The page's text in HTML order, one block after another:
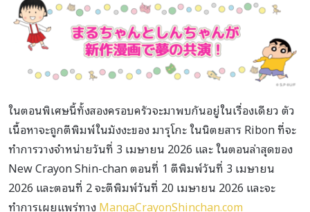
ในตอนพิเศษนี้ทั้งสองครอบครัวจะมาพบกันอยู่ในเรื่องเดียว ตัว
เนื้อหาจะถูกตีพิมพ์ในมังงะของ มารุโกะ ในนิตยสาร Ribon ที่จะ
ทำการวางจำหน่ายวันที่ 3 เมษายน 2026 และ ในตอนล่าสุดของ
New Crayon Shin-chan ตอนที่ 1 ตีพิมพ์วันที่ 3 เมษายน
2026 และตอนที่ 2 จะตีพิมพ์วันที่ 20 เมษายน 2026 และจะ
ทำการเผยแพร่ทางMangaCrayonShinchan.com